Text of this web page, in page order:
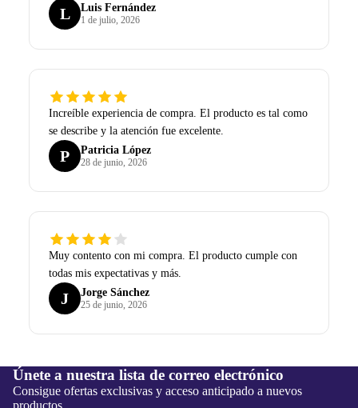
L Luis Fernández
1 de julio, 2026
Increíble experiencia de compra. El producto es tal como
se describe y la atención fue excelente.
P Patricia López
28 de junio, 2026
Muy contento con mi compra. El producto cumple con
todas mis expectativas y más.
J Jorge Sánchez
25 de junio, 2026
Únete a nuestra lista de correo electrónico
Consigue ofertas exclusivas y acceso anticipado a nuevos